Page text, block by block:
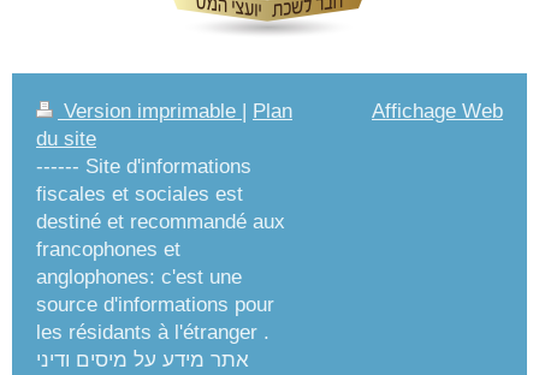
Version imprimable | Plan
du site
------ Site d'informations
fiscales et sociales est
destiné et recommandé aux
francophones et
anglophones: c'est une
source d'informations pour
les résidants à l'étranger .
אתר מידע על מיסים ודיני
Affichage Web